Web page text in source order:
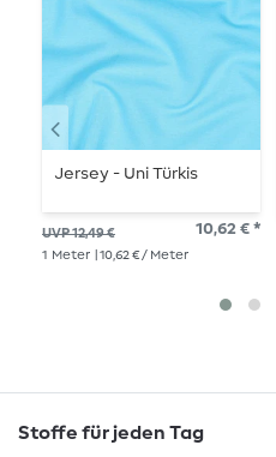
Jersey - Uni Türkis
UVP 12,49 € 10,62 € *
1 Meter | 10,62 € / Meter
Stoffe für jeden Tag